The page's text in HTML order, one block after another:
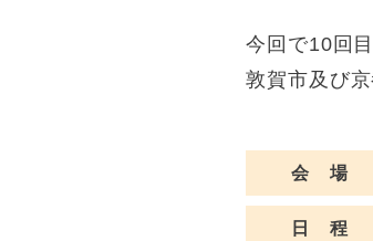
今回で10回
敦賀市及び
会 場
日 程